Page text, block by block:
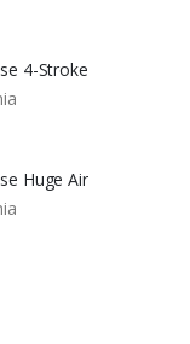
4-Stroke
Huge Air